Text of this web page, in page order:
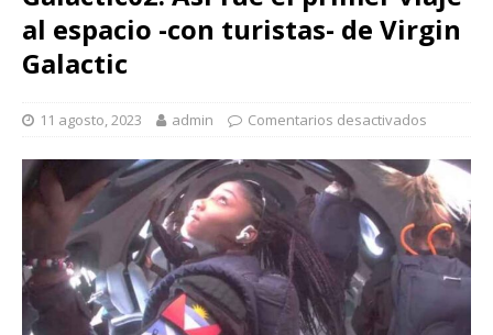
al espacio -con turistas- de Virgin
Galactic
11 agosto, 2023 admin Comentarios desactivados